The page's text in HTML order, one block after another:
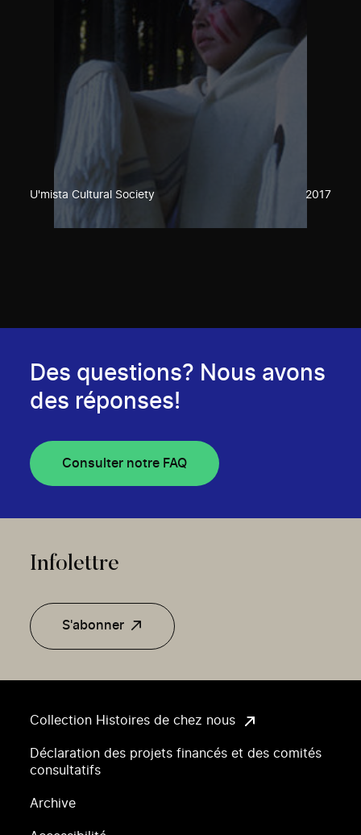
U'mista Cultural Society 2017
Collection Histoires de chez nous
Déclaration des projets financés et des comités
consultatifs
Archive
Des questions? Nous avons
des réponses!
Consulter notre FAQ
Infolettre
S'abonner